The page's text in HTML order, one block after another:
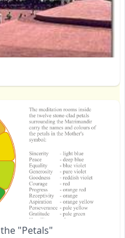
"Petals"